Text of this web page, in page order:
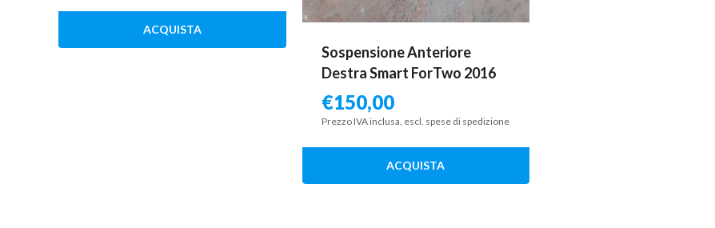
ACQUISTA
Sospensione Anteriore
Destra Smart ForTwo 2016
€150,00
Prezzo IVA inclusa, escl. spese di spedizione
ACQUISTA